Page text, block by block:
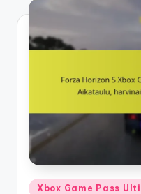
Posted
Xbox Game Pass